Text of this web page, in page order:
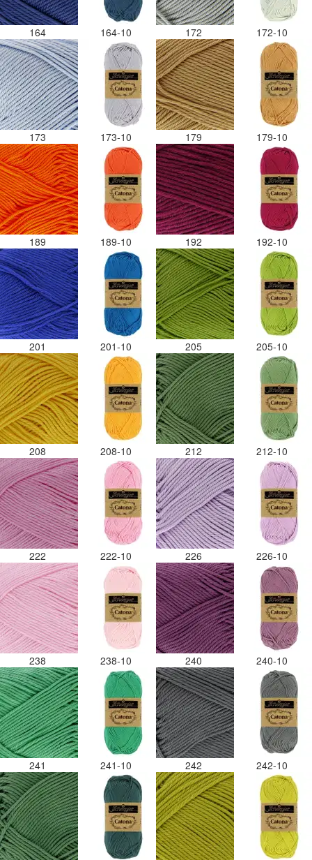
164 164-10 172 172-10
173 173-10 179 179-10
189 189-10 192 192-10
201 201-10 205 205-10
208 208-10 212 212-10
222 222-10 226 226-10
238 238-10 240 240-10
241 241-10 242 242-10